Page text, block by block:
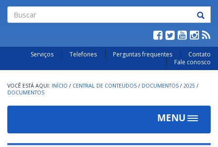
Serviços Telefones Perguntas frequentes
Contato
Fale conosco
INÍCIO / CENTRAL DE CONTEUDOS / DOCUMENTOS / 2025 /
DOCUMENTOS
MENU
Toggle